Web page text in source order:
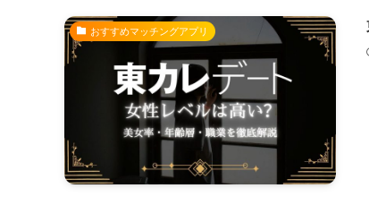
おすすめマッチングアプリ